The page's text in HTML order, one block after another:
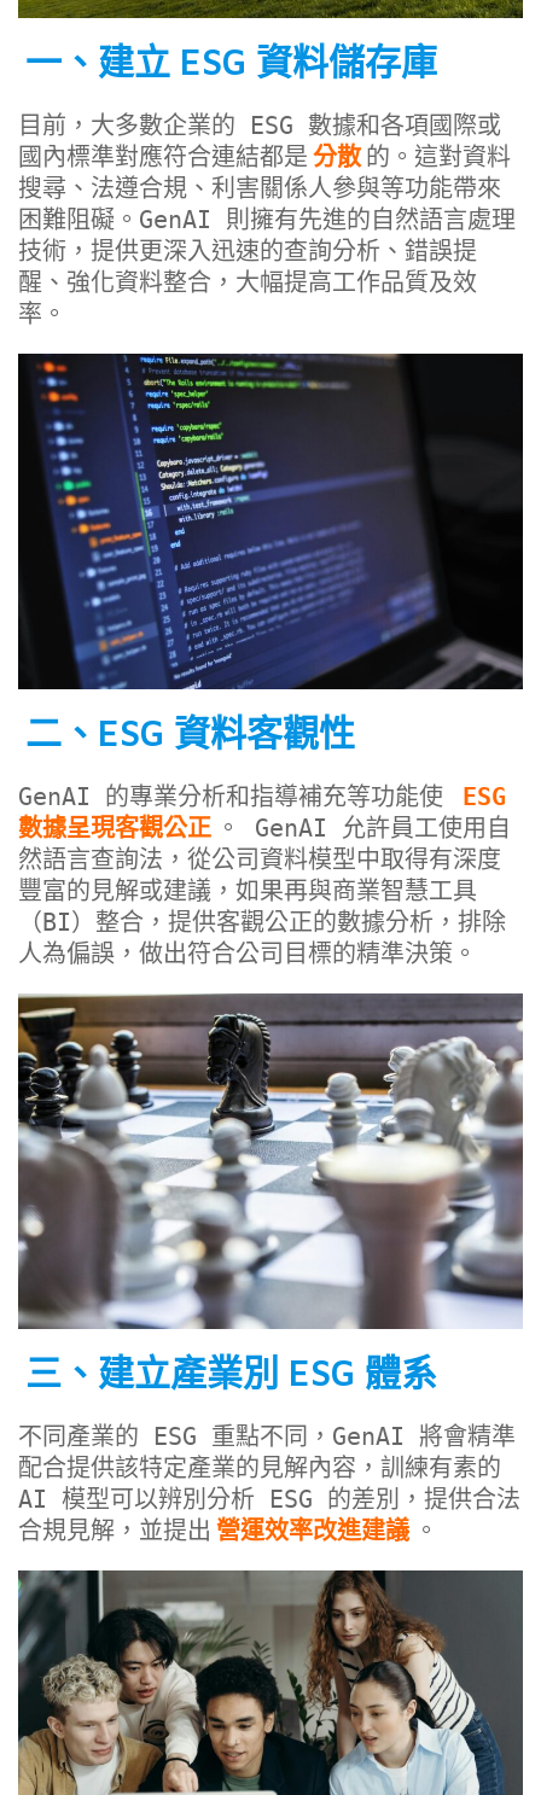
一、建立 ESG 資料儲存庫
目前，大多數企業的 ESG 數據和各項國際或
國內標準對應符合連結都是 分散 的。這對資料
搜尋、法遵合規、利害關係人參與等功能帶來
困難阻礙。GenAI 則擁有先進的自然語言處理
技術，提供更深入迅速的查詢分析、錯誤提
醒、強化資料整合，大幅提高工作品質及效
率。
二、ESG 資料客觀性
GenAI 的專業分析和指導補充等功能使
ESG
數據呈現客觀公正 。 GenAI 允許員工使用自
然語言查詢法，從公司資料模型中取得有深度
豐富的見解或建議，如果再與商業智慧工具
（BI）整合，提供客觀公正的數據分析，排除
人為偏誤，做出符合公司目標的精準決策。
三、建立產業別 ESG 體系
不同產業的 ESG 重點不同，GenAI 將會精準
配合提供該特定產業的見解內容，訓練有素的
AI 模型可以辨別分析 ESG 的差別，提供合法
合規見解，並提出 營運效率改進建議 。